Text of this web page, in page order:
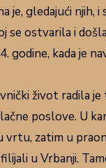
je, gledajući njih,
se ostvarila i
godine, kada je
život radila je
poslove. U
vrtu, zatim u
u Vrbanji.